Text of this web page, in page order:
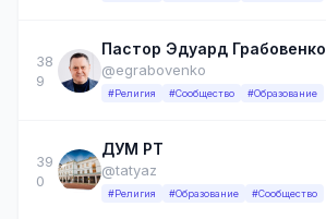
38
9
Пастор Эдуард Грабовенко
@egrabovenko
#Религия #Сообщество #Образование
39
0
ДУМ РТ
@tatyaz
#Религия #Образование #Сообщество